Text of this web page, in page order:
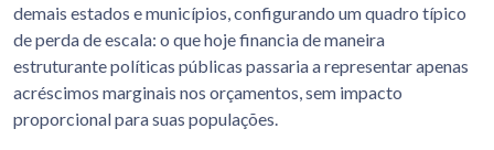
demais estados e municípios, configurando um quadro típico
de perda de escala: o que hoje financia de maneira
estruturante políticas públicas passaria a representar apenas
acréscimos marginais nos orçamentos, sem impacto
proporcional para suas populações.